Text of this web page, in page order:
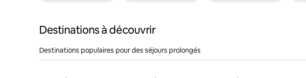
Destinations à découvrir
Destinations populaires pour des séjours prolongés